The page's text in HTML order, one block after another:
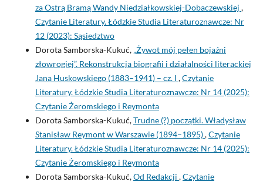
za Ostrą Bramą Wandy Niedziałkowskiej-Dobaczewskiej ,
Czytanie Literatury. Łódzkie Studia Literaturoznawcze: Nr
12 (2023): Sąsiedztwo
Dorota Samborska-Kukuć, „Żywot mój pełen bojaźni
złowrogiej”. Rekonstrukcja biografii i działalności literackiej
Jana Huskowskiego (1883–1941) – cz. I ,Czytanie
Literatury. Łódzkie Studia Literaturoznawcze: Nr 14 (2025):
Czytanie Żeromskiego i Reymonta
Dorota Samborska-Kukuć,Trudne (?) początki. Władysław
Stanisław Reymont w Warszawie (1894–1895),Czytanie
Literatury. Łódzkie Studia Literaturoznawcze: Nr 14 (2025):
Czytanie Żeromskiego i Reymonta
Dorota Samborska-Kukuć,Od Redakcji ,Czytanie